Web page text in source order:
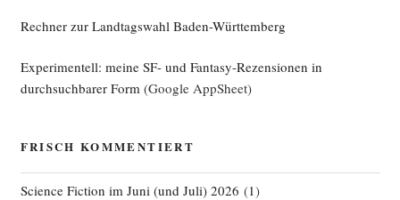
Rechner zur Landtagswahl Baden-Württemberg
Experimentell: meine SF- und Fantasy-Rezensionen in
durchsuchbarer Form(Google AppSheet)
FRISCH KOMMENTIERT
Science Fiction im Juni (und Juli) 2026 (1)